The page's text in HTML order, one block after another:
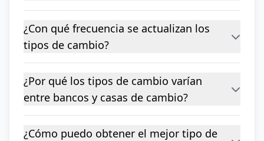
¿Con qué frecuencia se actualizan los
tipos de cambio?
¿Por qué los tipos de cambio varían
entre bancos y casas de cambio?
¿Cómo puedo obtener el mejor tipo de